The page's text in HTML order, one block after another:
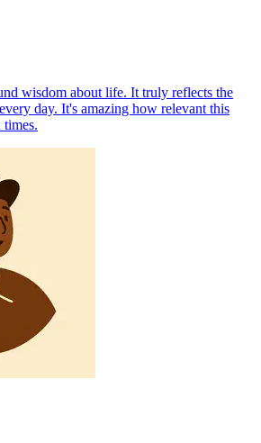
wisdom about life. It truly reflects the
day. It's amazing how relevant this
times.